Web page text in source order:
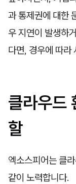
과 통제권에 대한
우 지연이 발생하
다면, 경우에 따라
클라우드
할
엑소스피어는 클
같이 노력합니다.